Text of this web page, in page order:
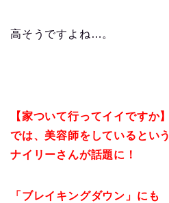
高そうですよね…。
【家ついて行ってイイですか】
では、美容師をしているという
ナイリーさんが話題に！
「ブレイキングダウン」にも